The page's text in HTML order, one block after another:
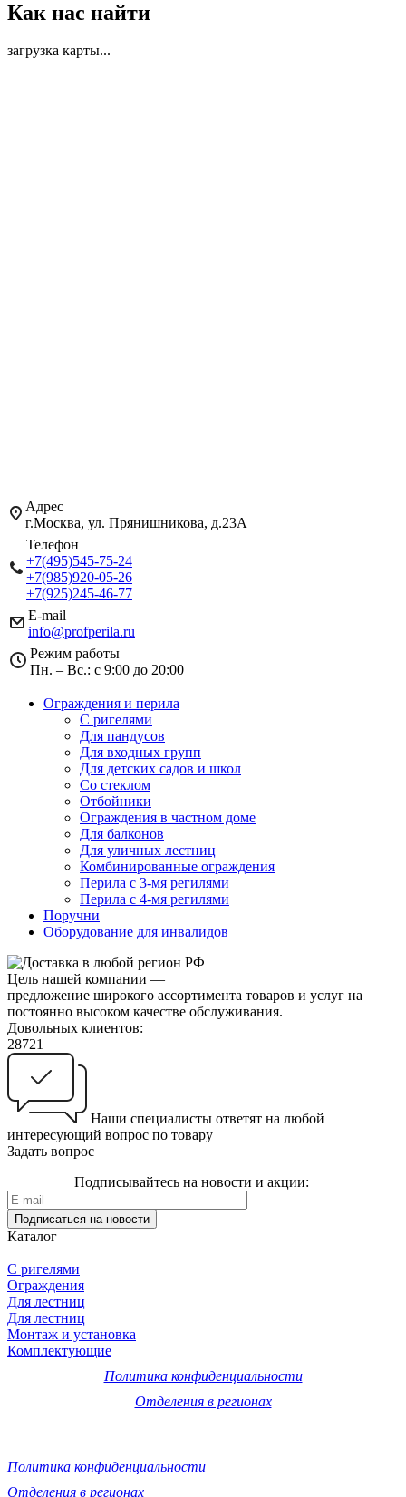
Как нас найти
загрузка карты...
Адрес
г.Москва, ул. Прянишникова, д.23А
Телефон
+7(495)545-75-24
+7(985)920-05-26
+7(925)245-46-77
E-mail
info@profperila.ru
Режим работы
Пн. – Вс.: с 9:00 до 20:00
Ограждения и перила
С ригелями
Для пандусов
Для входных групп
Для детских садов и школ
Со стеклом
Отбойники
Ограждения в частном доме
Для балконов
Для уличных лестниц
Комбинированные ограждения
Перила с 3-мя регилями
Перила с 4-мя регилями
Поручни
Оборудование для инвалидов
Цель нашей компании —
предложение широкого ассортимента товаров и услуг на
постоянно высоком качестве обслуживания.
Довольных клиентов:
28721
Наши специалисты ответят на любой
интересующий вопрос по товару
Задать вопрос
Подписывайтесь на новости и акции:
Подписаться на новости
Каталог
С ригелями
Ограждения
Для лестниц
Для лестниц
Монтаж и установка
Комплектующие
Политика конфиденциальности
Отделения в регионах
Политика конфиденциальности
Отделения в регионах